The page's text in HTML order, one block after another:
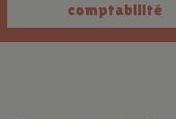
comptabilité